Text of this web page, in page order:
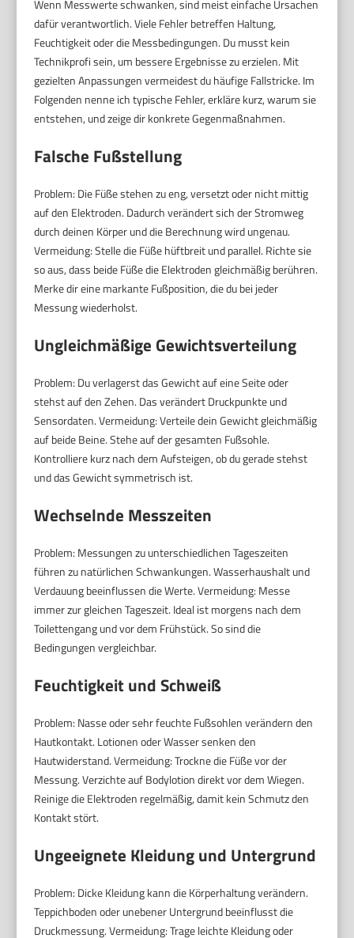
Wenn Messwerte schwanken, sind meist einfache Ursachen
dafür verantwortlich. Viele Fehler betreffen Haltung,
Feuchtigkeit oder die Messbedingungen. Du musst kein
Technikprofi sein, um bessere Ergebnisse zu erzielen. Mit
gezielten Anpassungen vermeidest du häufige Fallstricke. Im
Folgenden nenne ich typische Fehler, erkläre kurz, warum sie
entstehen, und zeige dir konkrete Gegenmaßnahmen.
Falsche Fußstellung
Problem: Die Füße stehen zu eng, versetzt oder nicht mittig
auf den Elektroden. Dadurch verändert sich der Stromweg
durch deinen Körper und die Berechnung wird ungenau.
Vermeidung: Stelle die Füße hüftbreit und parallel. Richte sie
so aus, dass beide Füße die Elektroden gleichmäßig berühren.
Merke dir eine markante Fußposition, die du bei jeder
Messung wiederholst.
Ungleichmäßige Gewichtsverteilung
Problem: Du verlagerst das Gewicht auf eine Seite oder
stehst auf den Zehen. Das verändert Druckpunkte und
Sensordaten. Vermeidung: Verteile dein Gewicht gleichmäßig
auf beide Beine. Stehe auf der gesamten Fußsohle.
Kontrolliere kurz nach dem Aufsteigen, ob du gerade stehst
und das Gewicht symmetrisch ist.
Wechselnde Messzeiten
Problem: Messungen zu unterschiedlichen Tageszeiten
führen zu natürlichen Schwankungen. Wasserhaushalt und
Verdauung beeinflussen die Werte. Vermeidung: Messe
immer zur gleichen Tageszeit. Ideal ist morgens nach dem
Toilettengang und vor dem Frühstück. So sind die
Bedingungen vergleichbar.
Feuchtigkeit und Schweiß
Problem: Nasse oder sehr feuchte Fußsohlen verändern den
Hautkontakt. Lotionen oder Wasser senken den
Hautwiderstand. Vermeidung: Trockne die Füße vor der
Messung. Verzichte auf Bodylotion direkt vor dem Wiegen.
Reinige die Elektroden regelmäßig, damit kein Schmutz den
Kontakt stört.
Ungeeignete Kleidung und Untergrund
Problem: Dicke Kleidung kann die Körperhaltung verändern.
Teppichboden oder unebener Untergrund beeinflusst die
Druckmessung. Vermeidung: Trage leichte Kleidung oder